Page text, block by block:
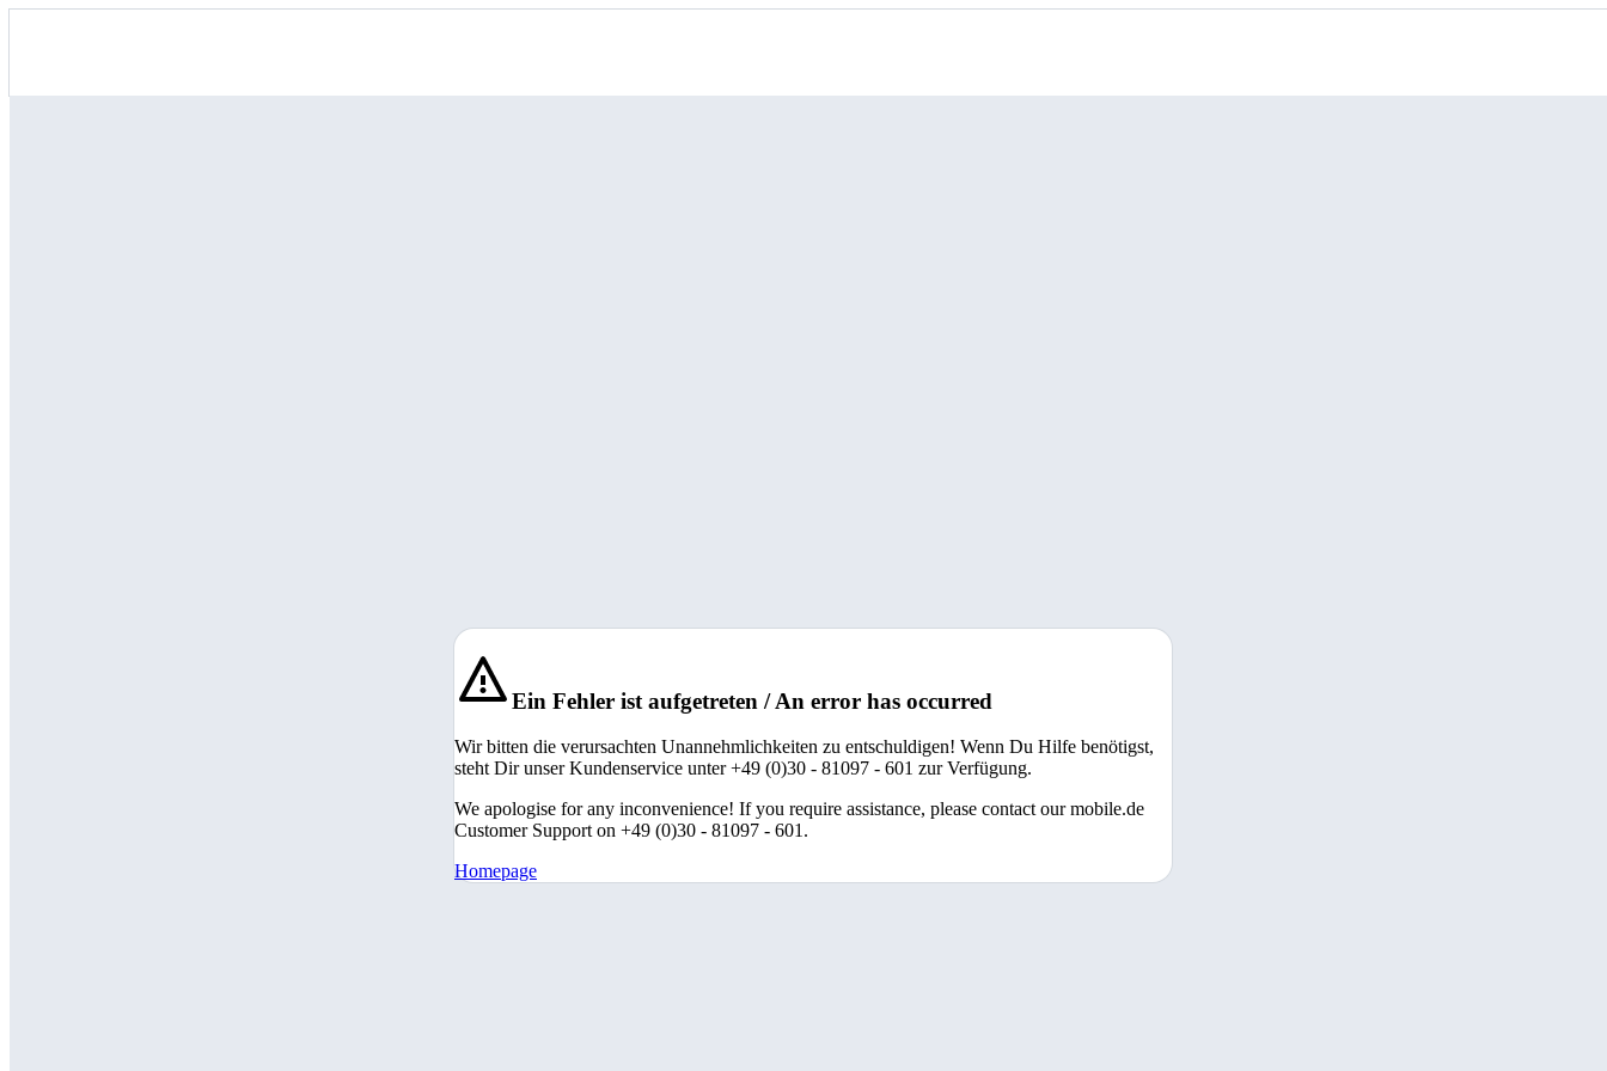
Ein Fehler ist aufgetreten / An error has occurred
Wir bitten die verursachten Unannehmlichkeiten zu entschuldigen! Wenn Du Hilfe benötigst,
steht Dir unser Kundenservice unter +49 (0)30 - 81097 - 601 zur Verfügung.
We apologise for any inconvenience! If you require assistance, please contact our mobile.de
Customer Support on +49 (0)30 - 81097 - 601.
Homepage